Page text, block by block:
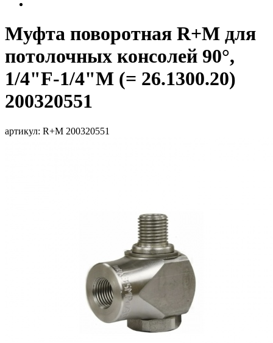
Муфта поворотная R+M для
потолочных консолей 90°,
1/4"F-1/4"M (= 26.1300.20)
200320551
артикул: R+M 200320551